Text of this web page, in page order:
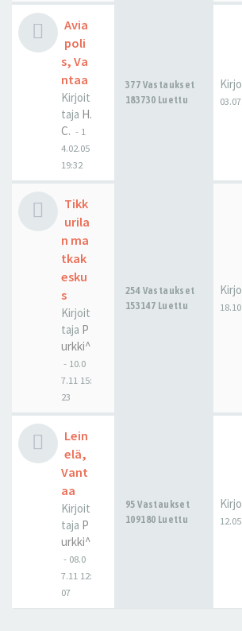
Avia
poli
s, Va
ntaa
Kirjoit
taja H.
C. - 1
4.02.05
19:32
377 Vastaukset
183730 Luettu
Tikk
urila
n ma
tkak
esku
s
Kirjoit
taja P
urkki^
- 10.0
7.11 15:
23
254 Vastaukset
153147 Luettu
Lein
elä,
Vant
aa
Kirjoit
taja P
urkki^
- 08.0
7.11 12:
07
95 Vastaukset
109180 Luettu